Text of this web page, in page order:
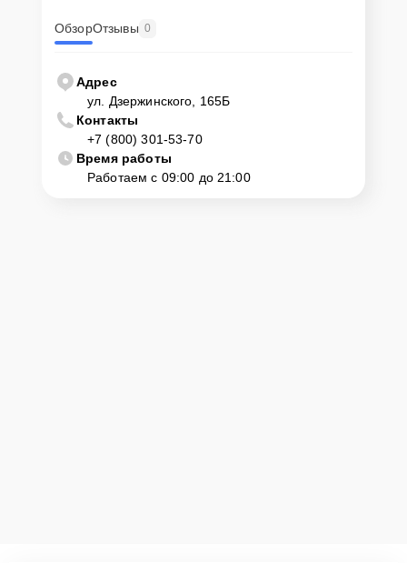
ОбзорОтзывы 0
Адрес
ул. Дзержинского, 165Б
Контакты
+7 (800) 301-53-70
Время работы
Работаем с 09:00 до 21:00